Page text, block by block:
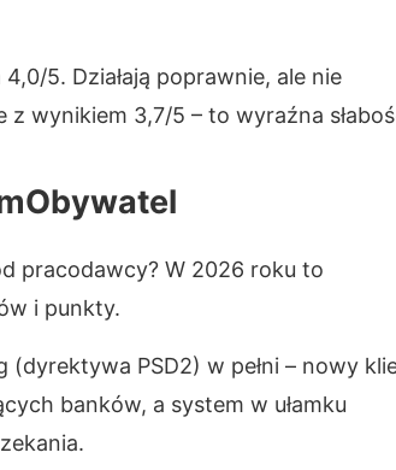
5. Działają poprawnie, ale nie
z wynikiem 3,7/5 – to wyraźna
pracodawcy? W 2026 roku to
i punkty.
(dyrektywa PSD2) w pełni – nowy
banków, a system w ułamku